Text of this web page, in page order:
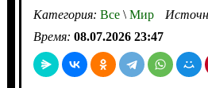
Категория: Все\Мир
Время: 08.07.2026 23:47